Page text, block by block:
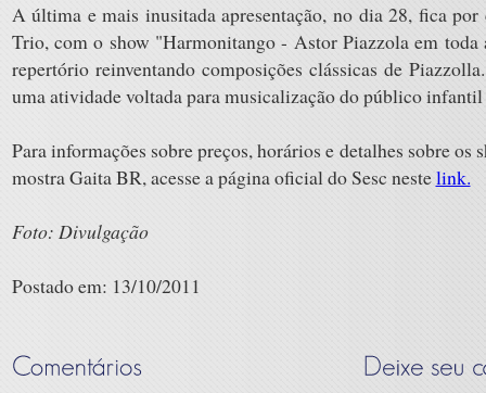
A última e mais inusitada apresentação, no dia 28, fica por
Trio, com o show "Harmonitango - Astor Piazzola em toda
repertório reinventando composições clássicas de
uma atividade voltada para musicalização do público
Para informações sobre preços, horários e detalhes sobre os
mostra Gaita BR, acesse a página oficial do Sesc nestelink.
Foto: Divulgação
Postado em: 13/10/2011